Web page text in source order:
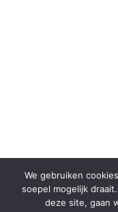
We gebruiken
soepel mogelijk
deze site, gaan